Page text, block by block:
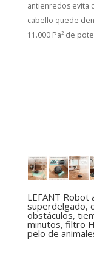
antienredos evita
cabello quede
11.000 Pa² de
LEFANT
superdelgado,
obstáculos,
minutos, filtro
pelo de